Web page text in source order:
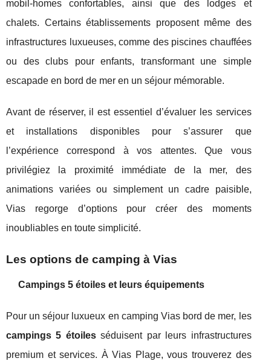
mobil-homes confortables, ainsi que des lodges et
chalets. Certains établissements proposent même des
infrastructures luxueuses, comme des piscines chauffées
ou des clubs pour enfants, transformant une simple
escapade en bord de mer en un séjour mémorable.
Avant de réserver, il est essentiel d’évaluer les services
et installations disponibles pour s’assurer que
l’expérience correspond à vos attentes. Que vous
privilégiez la proximité immédiate de la mer, des
animations variées ou simplement un cadre paisible,
Vias regorge d’options pour créer des moments
inoubliables en toute simplicité.
Les options de camping à Vias
Campings 5 étoiles et leurs équipements
Pour un séjour luxueux en camping Vias bord de mer, les
campings 5 étoilesséduisent par leurs infrastructures
premium et services. À Vias Plage, vous trouverez des